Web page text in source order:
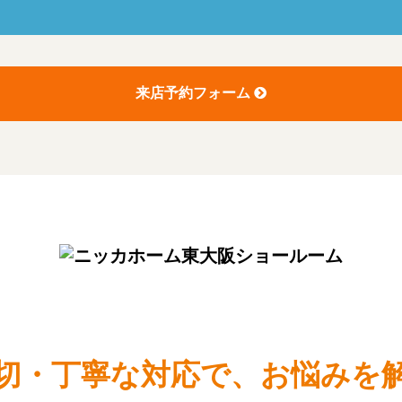
来店予約フォーム
・丁寧な対応で、お悩みを